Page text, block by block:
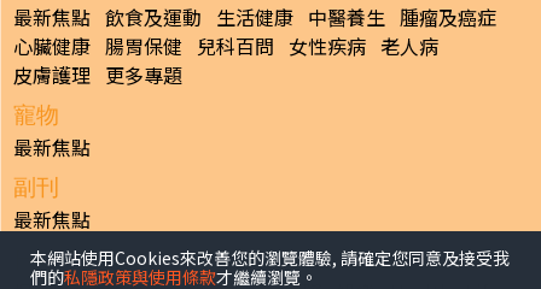
最新焦點 飲食及運動 生活健康 中醫養生 腫瘤及癌症
心臟健康 腸胃保健 兒科百問 女性疾病 老人病
皮膚護理 更多專題
寵物
最新焦點
副刊
最新焦點
日報
本網站使用Cookies來改善您的瀏覽體驗, 請確定您同意及接受我
們的私隱政策與使用條款才繼續瀏覽。